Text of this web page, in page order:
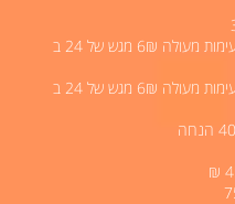
פחית סולו לחתולים 400 גרם פטה בטעימות מעולה 6₪ מגש של 24 ב
פחית סולו לחתולים 400 גרם פטה בטעימות מעולה 6₪ מגש של 24 ב